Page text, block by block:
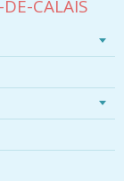
CALAIS